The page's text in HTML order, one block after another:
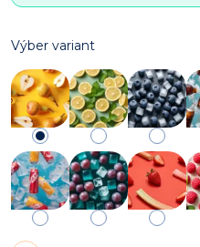
Výber variant